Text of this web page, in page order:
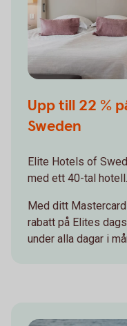
Upp till 22 %
Sweden
Elite Hotels of
med ett 40-tal hotell.
Med ditt
rabatt på Elites
under alla dagar i